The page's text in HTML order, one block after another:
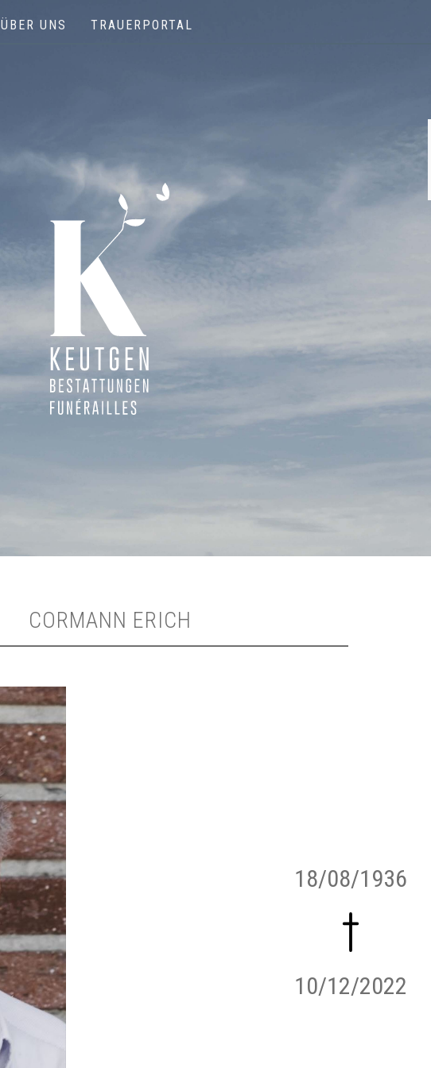
Keutgen | Bestattungen - Funérailles
ÜBER UNS TRAUERPORTAL
CORMANN ERICH
18/08/1936
10/12/2022